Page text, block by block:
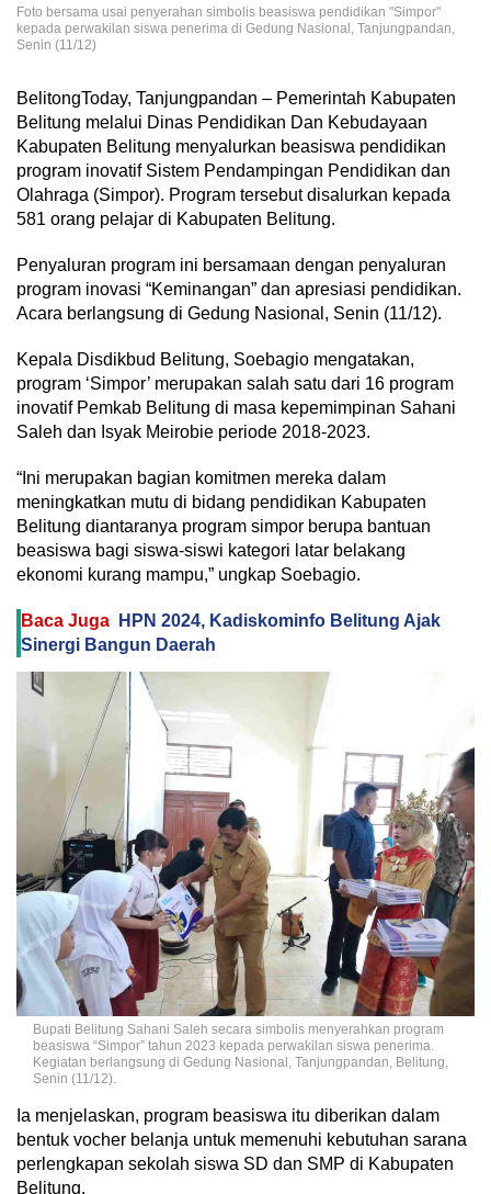
Foto bersama usai penyerahan simbolis beasiswa pendidikan "Simpor"
kepada perwakilan siswa penerima di Gedung Nasional, Tanjungpandan,
Senin (11/12)
BelitongToday, Tanjungpandan – Pemerintah Kabupaten
Belitung melalui Dinas Pendidikan Dan Kebudayaan
Kabupaten Belitung menyalurkan beasiswa pendidikan
program inovatif Sistem Pendampingan Pendidikan dan
Olahraga (Simpor). Program tersebut disalurkan kepada
581 orang pelajar di Kabupaten Belitung.
Penyaluran program ini bersamaan dengan penyaluran
program inovasi “Keminangan” dan apresiasi pendidikan.
Acara berlangsung di Gedung Nasional, Senin (11/12).
Kepala Disdikbud Belitung, Soebagio mengatakan,
program ‘Simpor’ merupakan salah satu dari 16 program
inovatif Pemkab Belitung di masa kepemimpinan Sahani
Saleh dan Isyak Meirobie periode 2018-2023.
“Ini merupakan bagian komitmen mereka dalam
meningkatkan mutu di bidang pendidikan Kabupaten
Belitung diantaranya program simpor berupa bantuan
beasiswa bagi siswa-siswi kategori latar belakang
ekonomi kurang mampu,” ungkap Soebagio.
Baca Juga
HPN 2024, Kadiskominfo Belitung Ajak
Sinergi Bangun Daerah
Bupati Belitung Sahani Saleh secara simbolis menyerahkan program
beasiswa “Simpor” tahun 2023 kepada perwakilan siswa penerima.
Kegiatan berlangsung di Gedung Nasional, Tanjungpandan, Belitung,
Senin (11/12).
Ia menjelaskan, program beasiswa itu diberikan dalam
bentuk vocher belanja untuk memenuhi kebutuhan sarana
perlengkapan sekolah siswa SD dan SMP di Kabupaten
Belitung.